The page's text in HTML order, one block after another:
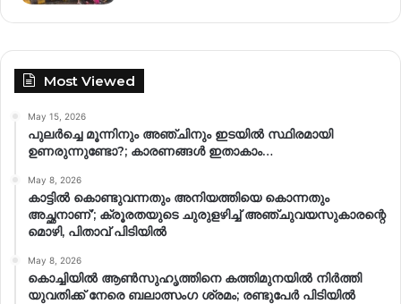
Most Viewed
May 15, 2026
പുലർച്ചെ മൂന്നിനും അഞ്ചിനും ഇടയിൽ സ്ഥിരമായി
ഉണരുന്നുണ്ടോ?; കാരണങ്ങള്‍ ഇതാകാം…
May 8, 2026
കാട്ടിൽ കൊണ്ടുവന്നതും അനിയത്തിയെ കൊന്നതും
അച്ഛനാണ്’; ക്രൂരതയുടെ ചുരുളഴിച്ച് അഞ്ചുവയസുകാരന്റെ
മൊഴി, പിതാവ് പിടിയിൽ
May 8, 2026
കൊച്ചിയിൽ ആൺസുഹൃത്തിനെ കത്തിമുനയിൽ നിർത്തി
യുവതിക്ക് നേരെ ബലാത്സംഗ​ ശ്രമം; രണ്ടുപേർ പിടിയിൽ